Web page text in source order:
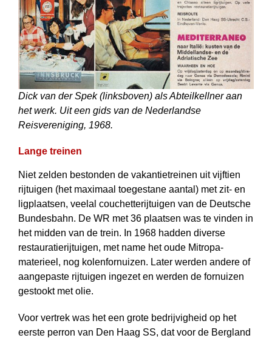
Dick van der Spek (linksboven) als Abteilkellner aan
het werk. Uit een gids van de Nederlandse
Reisvereniging, 1968.
Lange treinen
Niet zelden bestonden de vakantietreinen uit vijftien
rijtuigen (het maximaal toegestane aantal) met zit- en
ligplaatsen, veelal couchetterijtuigen van de Deutsche
Bundesbahn. De WR met 36 plaatsen was te vinden in
het midden van de trein. In 1968 hadden diverse
restauratierijtuigen, met name het oude Mitropa-
materieel, nog kolenfornuizen. Later werden andere of
aangepaste rijtuigen ingezet en werden de fornuizen
gestookt met olie.
Voor vertrek was het een grote bedrijvigheid op het
eerste perron van Den Haag SS, dat voor de Bergland